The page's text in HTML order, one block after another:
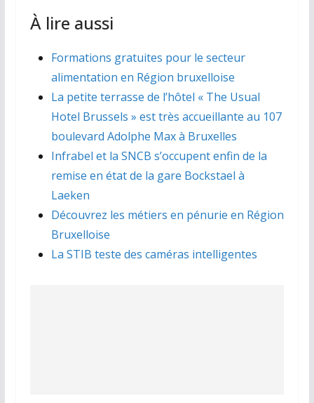
À lire aussi
Formations gratuites pour le secteur
alimentation en Région bruxelloise
La petite terrasse de l’hôtel « The Usual
Hotel Brussels » est très accueillante au 107
boulevard Adolphe Max à Bruxelles
Infrabel et la SNCB s’occupent enfin de la
remise en état de la gare Bockstael à
Laeken
Découvrez les métiers en pénurie en Région
Bruxelloise
La STIB teste des caméras intelligentes